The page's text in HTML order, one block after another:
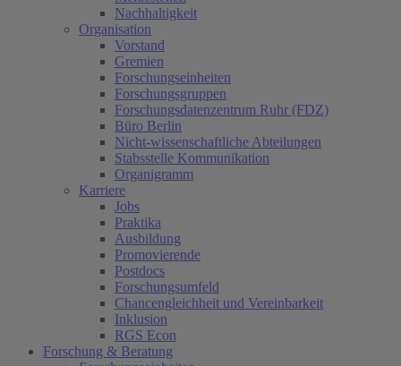
Nachhaltigkeit
Organisation
Vorstand
Gremien
Forschungseinheiten
Forschungsgruppen
Forschungsdatenzentrum Ruhr (FDZ)
Büro Berlin
Nicht-wissenschaftliche Abteilungen
Stabsstelle Kommunikation
Organigramm
Karriere
Jobs
Praktika
Ausbildung
Promovierende
Postdocs
Forschungsumfeld
Chancengleichheit und Vereinbarkeit
Inklusion
RGS Econ
Forschung & Beratung